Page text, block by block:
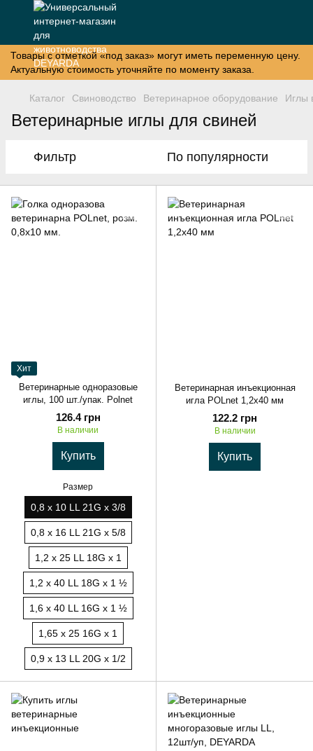
Товары с отметкой «под заказ» могут иметь переменную цену.
Актуальную стоимость уточняйте по моменту заказа.
Каталог Свиноводство Ветеринарное оборудование Иглы
Ветеринарные иглы для свиней
Фильтр По популярности
Хит
Ветеринарные одноразовые
иглы, 100 шт./упак. Polnet
126.4 грн
В наличии
Купить
Размер
0,8 х 10 LL 21G х 3/8
0,8 х 16 LL 21G х 5/8
1,2 х 25 LL 18G х 1
1,2 х 40 LL 18G х 1 ½
1,6 х 40 LL 16G х 1 ½
1,65 х 25 16G х 1
0,9 х 13 LL 20G х 1/2
Ветеринарная инъекционная
игла POLnet 1,2х40 мм
122.2 грн
В наличии
Купить